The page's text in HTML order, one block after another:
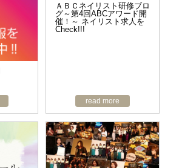
ＡＢＣネイリスト研修ブロ
グ～第4回ABCアワード開
催！～ ネイリスト求人を
Check!!!
read more